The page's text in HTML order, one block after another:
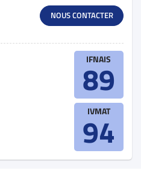
NOUS CONTACTER
IFNAIS
89
IVMAT
94